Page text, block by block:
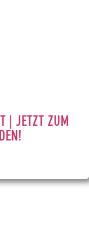
| JETZT ZUM